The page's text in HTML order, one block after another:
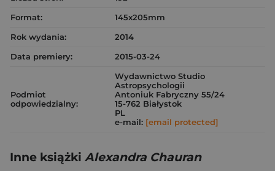
Format:
145x205mm
Rok wydania:
2014
Data premiery:
2015-03-24
Podmiot
odpowiedzialny:
Wydawnictwo Studio
Astropsychologii
Antoniuk Fabryczny 55/24
15-762 Białystok
PL
e-mail: [email protected]
Inne książki Alexandra Chauran